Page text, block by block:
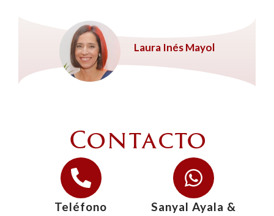
Laura Inés Mayol
Contacto
Teléfono
Sanyal Ayala &